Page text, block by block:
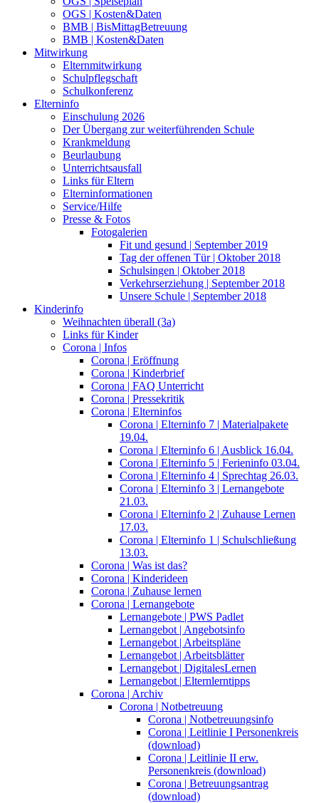
OGS | Kosten&Daten
BMB | BisMittagBetreuung
BMB | Kosten&Daten
Mitwirkung
Elternmitwirkung
Schulpflegschaft
Schulkonferenz
Elterninfo
Einschulung 2026
Der Übergang zur weiterführenden Schule
Krankmeldung
Beurlaubung
Unterrichtsausfall
Links für Eltern
Elterninformationen
Service/Hilfe
Presse & Fotos
Fotogalerien
Fit und gesund | September 2019
Tag der offenen Tür | Oktober 2018
Schulsingen | Oktober 2018
Verkehrserziehung | September 2018
Unsere Schule | September 2018
Kinderinfo
Weihnachten überall (3a)
Links für Kinder
Corona | Infos
Corona | Eröffnung
Corona | Kinderbrief
Corona | FAQ Unterricht
Corona | Pressekritik
Corona | Elterninfos
Corona | Elterninfo 7 | Materialpakete
19.04.
Corona | Elterninfo 6 | Ausblick 16.04.
Corona | Elterninfo 5 | Ferieninfo 03.04.
Corona | Elterninfo 4 | Sprechtag 26.03.
Corona | Elterninfo 3 | Lernangebote
21.03.
Corona | Elterninfo 2 | Zuhause Lernen
17.03.
Corona | Elterninfo 1 | Schulschließung
13.03.
Corona | Was ist das?
Corona | Kinderideen
Corona | Zuhause lernen
Corona | Lernangebote
Lernangebote | PWS Padlet
Lernangebot | Angebotsinfo
Lernangebot | Arbeitspläne
Lernangebot | Arbeitsblätter
Lernangebot | DigitalesLernen
Lernangebot | Elternlerntipps
Corona | Archiv
Corona | Notbetreuung
Corona | Notbetreuungsinfo
Corona | Leitlinie I Personenkreis
(download)
Corona | Leitlinie II erw.
Personenkreis (download)
Corona | Betreuungsantrag
(download)